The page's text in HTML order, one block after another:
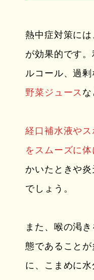
熱中症対策には
が効果的です
ルコール、過
野菜ジュース な
経口補水液や
をスムーズに
かいたときや
でしょう。
また、喉の渇
態であること
に、こまめに水